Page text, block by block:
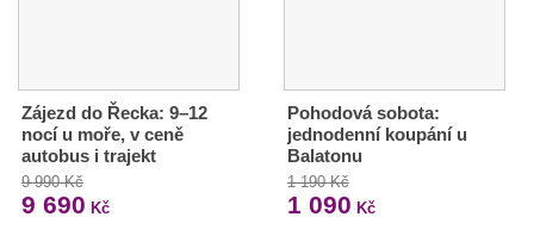
Zájezd do Řecka: 9–12
nocí u moře, v ceně
autobus i trajekt
9 990 Kč
9 690 Kč
Pohodová sobota:
jednodenní koupání u
Balatonu
1 190 Kč
1 090 Kč